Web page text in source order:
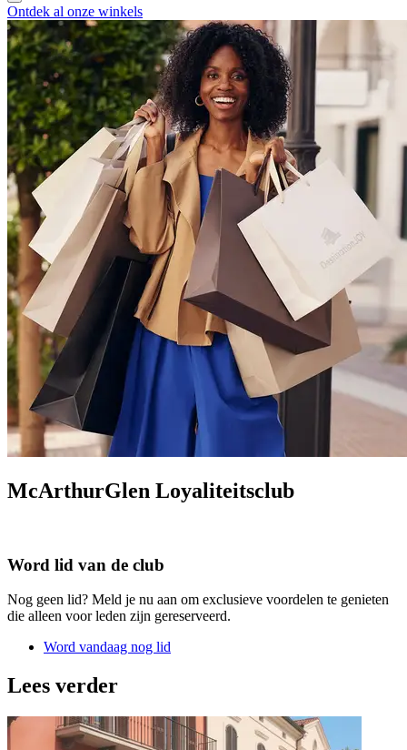
Ontdek al onze winkels
McArthurGlen Loyaliteitsclub
Word lid van de club
Nog geen lid? Meld je nu aan om exclusieve voordelen te genieten
die alleen voor leden zijn gereserveerd.
Word vandaag nog lid
Lees verder